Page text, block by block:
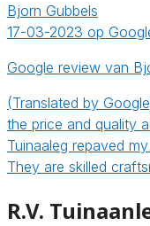
Bjorn Gubbels
17-03-2023 op
Google review van
(Translated by
the price and quality
Tuinaaleg repaved
They are skilled
R.V.